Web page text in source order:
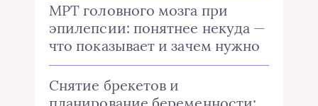
МРТ головного мозга при
эпилепсии: понятнее некуда —
что показывает и зачем нужно
Снятие брекетов и